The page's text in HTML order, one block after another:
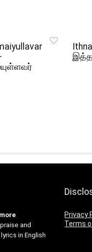
and
in English
Privacy
Terms